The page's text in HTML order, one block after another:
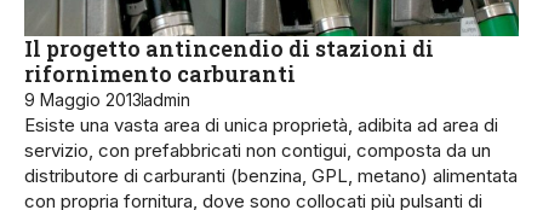
Il progetto antincendio di stazioni di
rifornimento carburanti
9 Maggio 2013admin
Esiste una vasta area di unica proprietà, adibita ad area di
servizio, con prefabbricati non contigui, composta da un
distributore di carburanti (benzina, GPL, metano) alimentata
con propria fornitura, dove sono collocati più pulsanti di